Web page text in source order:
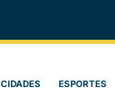
CIDADES ESPORTES